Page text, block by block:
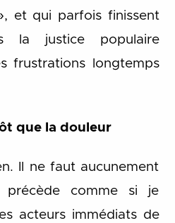
et qui parfois finissent
la justice populaire
frustrations longtemps
que la douleur
Il ne faut aucunement
précède comme si je
acteurs immédiats de